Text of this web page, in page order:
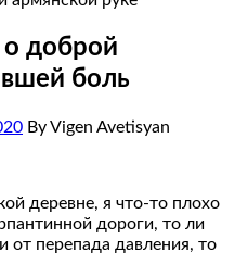
о доброй
боль
By Vigen Avetisyan
деревне, я что-то плохо
дороги, то ли
перепада давления, то